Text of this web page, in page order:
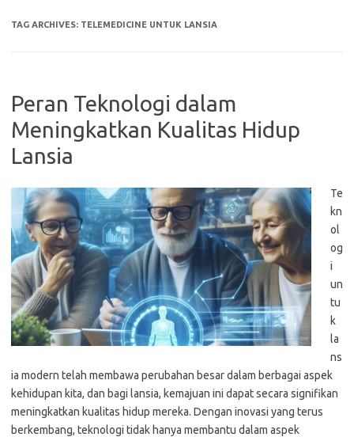
TAG ARCHIVES: TELEMEDICINE UNTUK LANSIA
Peran Teknologi dalam
Meningkatkan Kualitas Hidup
Lansia
Te
kn
ol
og
i
un
tu
k
la
ns
ia modern telah membawa perubahan besar dalam berbagai aspek
kehidupan kita, dan bagi lansia, kemajuan ini dapat secara signifikan
meningkatkan kualitas hidup mereka. Dengan inovasi yang terus
berkembang, teknologi tidak hanya membantu dalam aspek